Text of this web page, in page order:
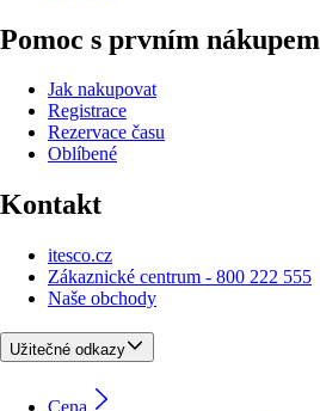
Pomoc s prvním nákupem
Jak nakupovat
Registrace
Rezervace času
Oblíbené
Kontakt
itesco.cz
Zákaznické centrum - 800 222 555
Naše obchody
Užitečné odkazy
Cena